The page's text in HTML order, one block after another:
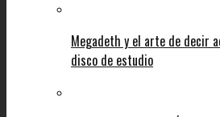
Megadeth y el arte de decir
disco de estudio